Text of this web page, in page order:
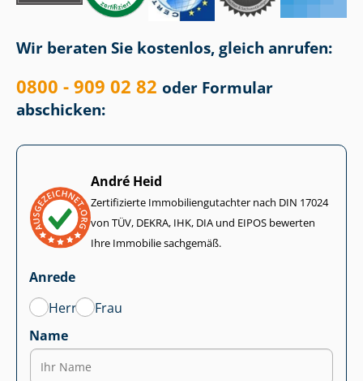
Wir beraten Sie kostenlos, gleich anrufen:
0800 - 909 02 82 oder Formular
abschicken:
André Heid
Zertifizierte Im­mo­bi­li­en­gut­ach­ter nach DIN 17024
von TÜV, DEKRA, IHK, DIA und EIPOS bewerten
Ihre Immobilie sachgemäß.
Anrede
Herr
Frau
Name